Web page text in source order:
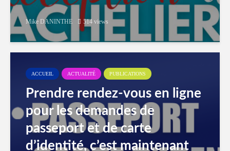
Mike DANINTHE 514 views
ACCUEIL ACTUALITÉ PUBLICATIONS
Prendre rendez-vous en ligne
pour les demandes de
passeport et de carte
d’identité, c’est maintenant